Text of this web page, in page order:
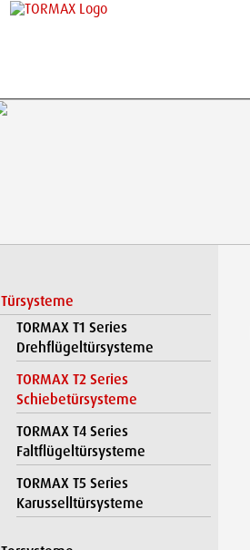
Türsysteme
TORMAX T1 Series
Drehflügeltürsysteme
TORMAX T2 Series
Schiebetürsysteme
TORMAX T4 Series
Faltflügeltürsysteme
TORMAX T5 Series
Karusselltürsysteme